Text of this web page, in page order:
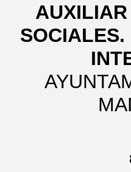
SOCIALES.